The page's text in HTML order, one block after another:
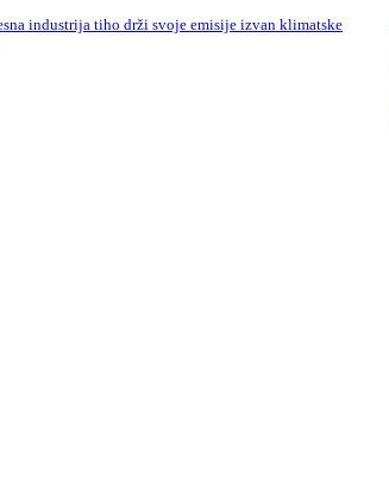
industrija tiho drži svoje emisije izvan klimatske